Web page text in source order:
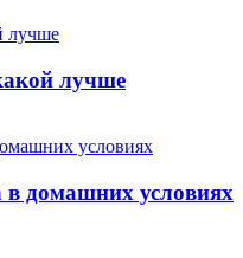
лучше
домашних условиях